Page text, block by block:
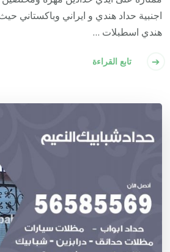
اجنبية حداد هندي و ايراني وباكستاني
هندي اسطبلات …
تابع القراءة